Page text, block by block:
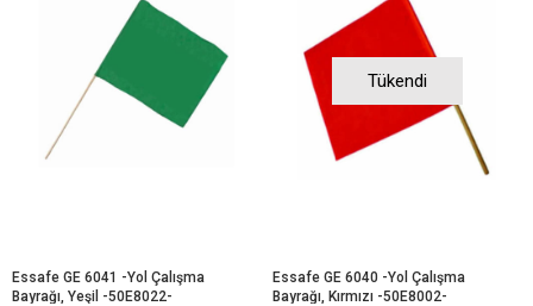
Essafe GE 6041 -Yol Çalışma
Bayrağı, Yeşil -50E8022-
Tükendi
Essafe GE 6040 -Yol Çalışma
Bayrağı, Kırmızı -50E8002-